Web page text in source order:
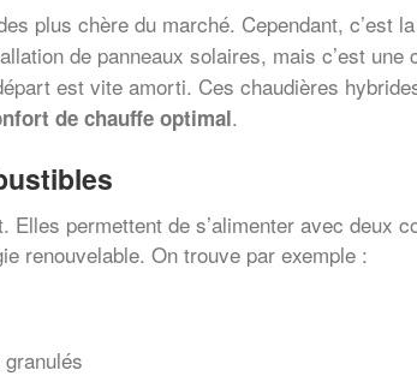
plus chère du marché. Cependant, c’est
de panneaux solaires, mais c’est une
est vite amorti. Ces chaudières
de chauffe optimal.
permettent de s’alimenter avec deux
renouvelable. On trouve par exemple :